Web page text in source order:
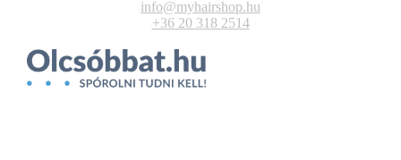
info@myhairshop.hu
+36 20 318 2514